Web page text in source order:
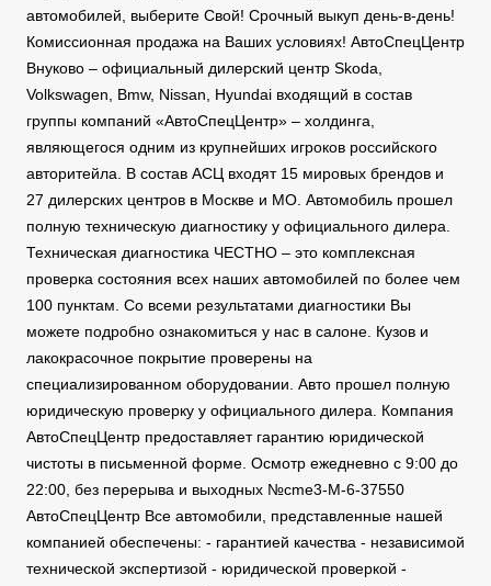
автомобилей, выберите Свой! Срочный выкуп день-в-день!
Комиссионная продажа на Ваших условиях! АвтоСпецЦентр
Внуково – официальный дилерский центр Skoda,
Volkswagen, Bmw, Nissan, Hyundai входящий в состав
группы компаний «АвтоСпецЦентр» – холдинга,
являющегося одним из крупнейших игроков российского
авторитейла. В состав АСЦ входят 15 мировых брендов и
27 дилерских центров в Москве и МО. Автомобиль прошел
полную техническую диагностику у официального дилера.
Техническая диагностика ЧЕСТНО – это комплексная
проверка состояния всех наших автомобилей по более чем
100 пунктам. Со всеми результатами диагностики Вы
можете подробно ознакомиться у нас в салоне. Кузов и
лакокрасочное покрытие проверены на
специализированном оборудовании. Авто прошел полную
юридическую проверку у официального дилера. Компания
АвтоСпецЦентр предоставляет гарантию юридической
чистоты в письменной форме. Осмотр ежедневно с 9:00 до
22:00, без перерыва и выходных №cme3-M-6-37550
АвтоСпецЦентр Все автомобили, представленные нашей
компанией обеспечены: - гарантией качества - независимой
технической экспертизой - юридической проверкой -